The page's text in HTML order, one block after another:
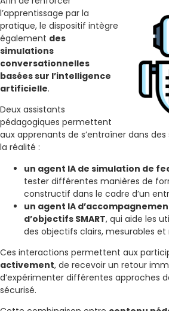
l’apprentissage par la
pratique, le dispositif intègre
également des
simulations
conversationnelles
basées sur l’intelligence
artificielle.
Deux assistants
pédagogiques permettent
aux apprenants de s’entraîner dans
la réalité :
un agent IA de simulation de
tester différentes manières de
constructif dans le cadre d’un
un agent IA
d’objectifs SMART, qui aide les
des objectifs clairs, mesurables et
Ces interactions permettent aux
activement, de recevoir un retour
d’expérimenter différentes approches
sécurisé.